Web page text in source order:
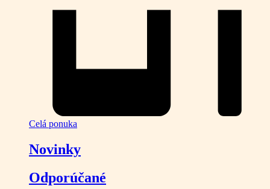
Celá ponuka
Novinky
Odporúčané